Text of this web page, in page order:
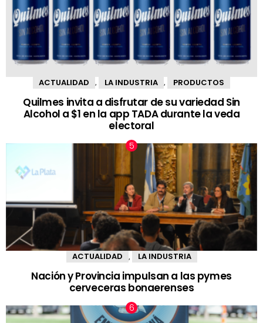
ACTUALIDAD , LA INDUSTRIA , PRODUCTOS
Quilmes invita a disfrutar de su variedad Sin
Alcohol a $1 en la app TADA durante la veda
electoral
ACTUALIDAD LA INDUSTRIA
Nación y Provincia impulsan a las pymes
cerveceras bonaerenses